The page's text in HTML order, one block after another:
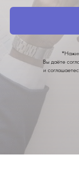
Вы даёте
и